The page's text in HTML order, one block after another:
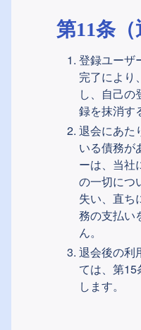
第11条（
登録ユーザ
完了により
し、自己の
録を抹消す
退会にあた
いる債務が
ーは、当社
の一切につ
失い、直ち
務の支払い
ん。
退会後の利
ては、第15
します。